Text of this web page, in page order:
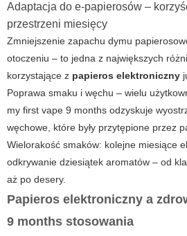
Adaptacja do e-papierosów –
przestrzeni miesięcy
Zmniejszenie zapachu dymu
otoczeniu – to jedna z największych
korzystające z papieros elektroniczny
Poprawa smaku i węchu – wielu
my first vape 9 months odzyskuje
węchowe, które były przytępione przez
Wielorakość smaków: kolejne miesiące
odkrywanie dziesiątek aromatów – od
aż po desery.
Papieros elektroniczny a
9 months stosowania